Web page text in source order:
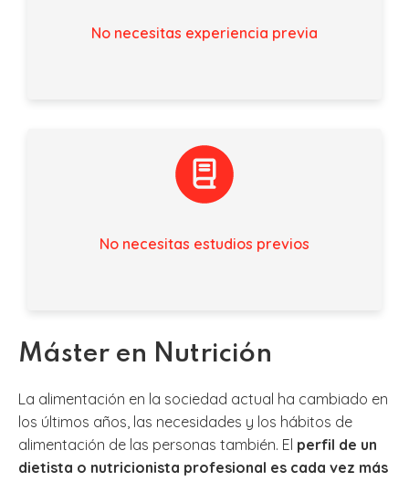
No necesitas experiencia previa
No necesitas estudios previos
Máster en Nutrición
La alimentación en la sociedad actual ha cambiado en
los últimos años, las necesidades y los hábitos de
alimentación de las personas también. El perfil de un
dietista o nutricionista profesional es cada vez más